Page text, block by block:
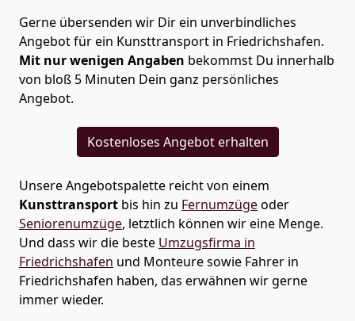
Gerne übersenden wir Dir ein unverbindliches
Angebot für ein Kunsttransport in Friedrichshafen.
Mit nur wenigen Angaben bekommst Du innerhalb
von bloß 5 Minuten Dein ganz persönliches
Angebot.
Kostenloses Angebot erhalten
Unsere Angebotspalette reicht von einem
Kunsttransport bis hin zu Fernumzügeoder
Seniorenumzüge, letztlich können wir eine Menge.
Und dass wir die beste Umzugsfirma in
Friedrichshafen und Monteure sowie Fahrer in
Friedrichshafen haben, das erwähnen wir gerne
immer wieder.